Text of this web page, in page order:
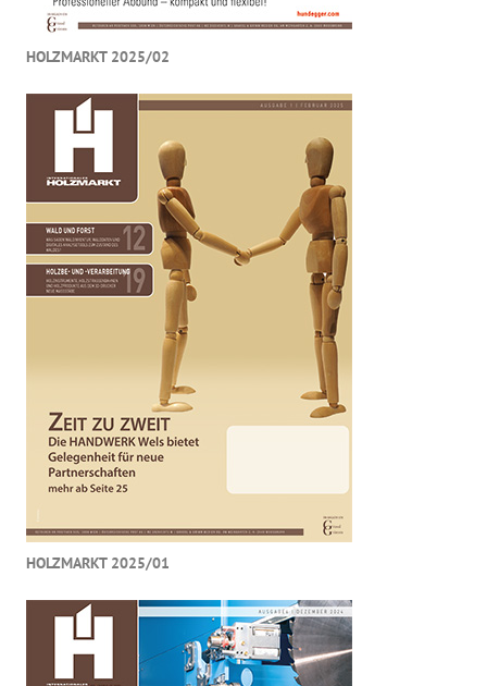
HOLZMARKT 2025/02
HOLZMARKT 2025/01